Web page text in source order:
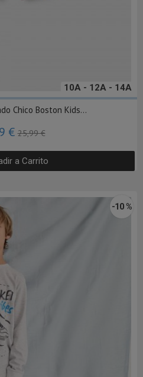
10A - 12A - 14A
Chico Boston Kids...
€25,99 €
a Carrito
-10 %